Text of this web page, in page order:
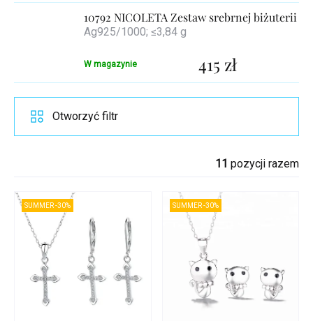
10792 NICOLETA Zestaw srebrnej biżuterii
Ag925/1000; ≤3,84 g
W magazynie 415 zł
11 pozycji razem
Otworzyć filtr
SUMMER -30% SUMMER -30%